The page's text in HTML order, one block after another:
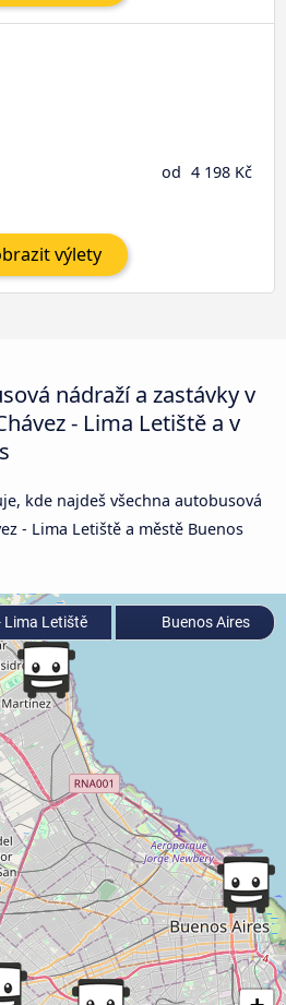
od 4 198 Kč
výlety
nádraží a zastávky v
- Lima Letiště a v
kde najdeš všechna autobusová
- Lima Letiště a městě Buenos
Lima Letiště Buenos Aires